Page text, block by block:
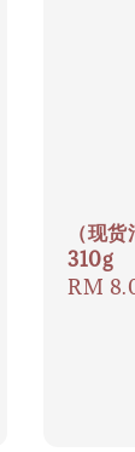
（现
310g
RM